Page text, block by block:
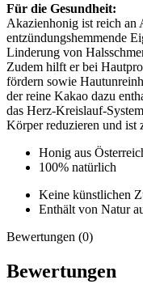
Für die Gesundheit:
Akazienhonig ist reich an
entzündungshemmende
Linderung von
Zudem hilft er bei
fördern sowie
der reine Kakao dazu
das Herz-Kreislauf-
Körper reduzieren und ist
Honig aus
100% natürlich
Keine künstlichen
Enthält von Natur
Bewertungen (0)
Bewertungen